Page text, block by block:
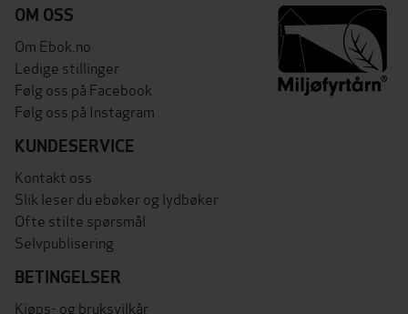
OM OSS
Om Ebok.no
Ledige stillinger
Følg oss på Facebook
Følg oss på Instagram
KUNDESERVICE
Kontakt oss
Slik leser du ebøker og lydbøker
Ofte stilte spørsmål
Selvpublisering
BETINGELSER
Kjøps- og bruksvilkår